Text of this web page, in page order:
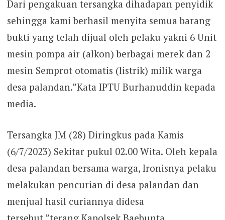
Dari pengakuan tersangka dihadapan penyidik
sehingga kami berhasil menyita semua barang
bukti yang telah dijual oleh pelaku yakni 6 Unit
mesin pompa air (alkon) berbagai merek dan 2
mesin Semprot otomatis (listrik) milik warga
desa palandan.”Kata IPTU Burhanuddin kepada
media.
Tersangka JM (28) Diringkus pada Kamis
(6/7/2023) Sekitar pukul 02.00 Wita. Oleh kepala
desa palandan bersama warga, Ironisnya pelaku
melakukan pencurian di desa palandan dan
menjual hasil curiannya didesa